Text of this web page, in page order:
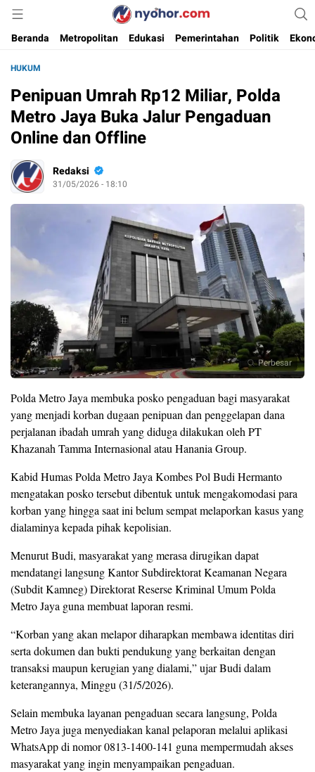
Nyohor.com
Media Informasi Ternyohor
Beranda
Metropolitan Edukasi Pemerintahan Politik
HUKUM
Penipuan Umrah Rp12 Miliar, Polda
Metro Jaya Buka Jalur Pengaduan
Online dan Offline
Redaksi
31/05/2026 - 18:10
Perbesar
Polda Metro Jaya membuka posko pengaduan bagi masyarakat
yang menjadi korban dugaan penipuan dan penggelapan dana
perjalanan ibadah umrah yang diduga dilakukan oleh PT
Khazanah Tamma Internasional atau Hanania Group.
Kabid Humas Polda Metro Jaya Kombes Pol Budi Hermanto
mengatakan posko tersebut dibentuk untuk mengakomodasi para
korban yang hingga saat ini belum sempat melaporkan kasus yang
dialaminya kepada pihak kepolisian.
Menurut Budi, masyarakat yang merasa dirugikan dapat
mendatangi langsung Kantor Subdirektorat Keamanan Negara
(Subdit Kamneg) Direktorat Reserse Kriminal Umum Polda
Metro Jaya guna membuat laporan resmi.
“Korban yang akan melapor diharapkan membawa identitas diri
serta dokumen dan bukti pendukung yang berkaitan dengan
transaksi maupun kerugian yang dialami,” ujar Budi dalam
keterangannya, Minggu (31/5/2026).
Selain membuka layanan pengaduan secara langsung, Polda
Metro Jaya juga menyediakan kanal pelaporan melalui aplikasi
WhatsApp di nomor 0813-1400-141 guna mempermudah akses
masyarakat yang ingin menyampaikan pengaduan.